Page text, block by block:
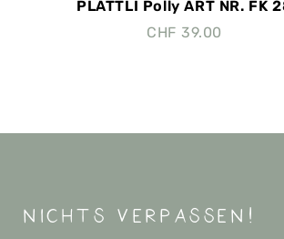
PLÄTTLI Polly ART NR. FK
CHF 39.00
nichts verpassen!